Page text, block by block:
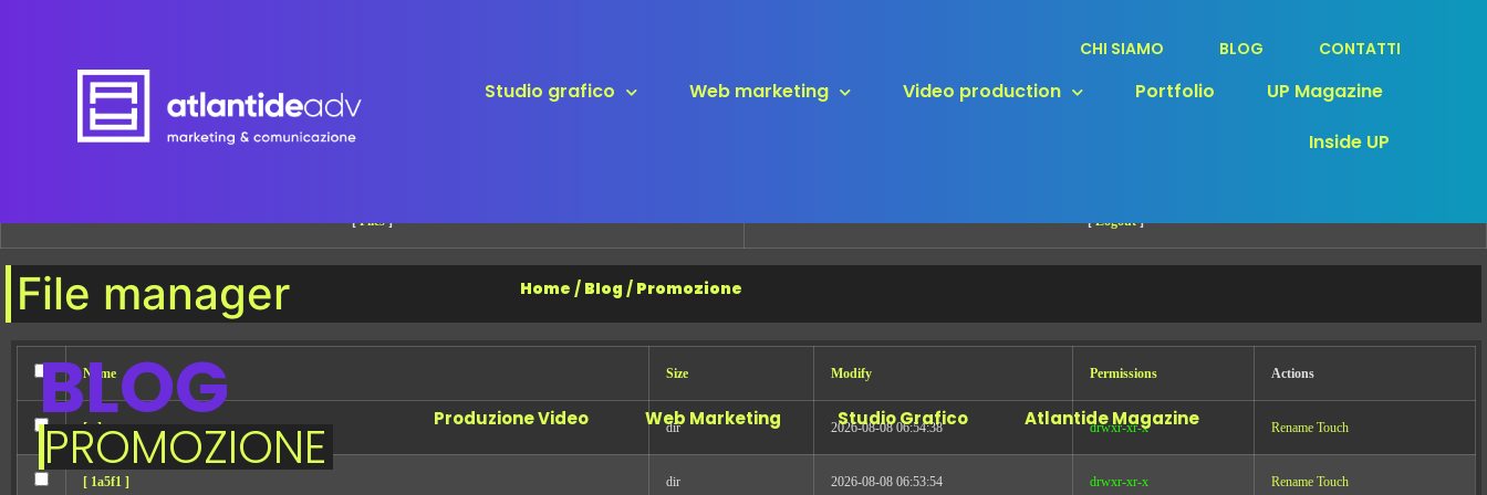
8.0.30Safe mode:
196.69 GB
var/www/ clients/ client0/web13/ web/ drwxr-xr-x
216.73.217.131
[Files] [Logout]
File manager
Name Size Modify Permissions Actions
[ . ] dir 2026-08-08 06:54:38 drwxr-xr-x Rename Touch
[ 1a5f1 ] dir 2026-08-08 06:53:54 drwxr-xr-x Rename Touch
CHI SIAMO BLOG CONTATTI
Studio grafico Web marketing Video production Portfolio
UP Magazine
Inside UP
Home / Blog / Promozione
BLOG
PROMOZIONE Produzione Video Web Marketing Studio Grafico Atlantide Magazine